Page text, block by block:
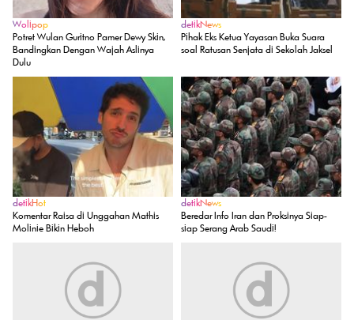
Wolipop
Potret Wulan Guritno Pamer Dewy Skin,
Bandingkan Dengan Wajah Aslinya
Dulu
detikNews
Pihak Eks Ketua Yayasan Buka Suara
soal Ratusan Senjata di Sekolah Jaksel
detikHot
Komentar Raisa di Unggahan Mathis
Molinie Bikin Heboh
detikNews
Beredar Info Iran dan Proksinya Siap-
siap Serang Arab Saudi!